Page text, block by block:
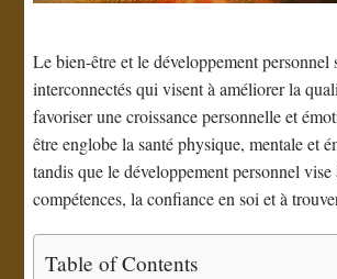
Le bien-être et le développement personnel
interconnectés qui visent à améliorer la
favoriser une croissance personnelle et
être englobe la santé physique, mentale et
tandis que le développement personnel vise
compétences, la confiance en soi et à
Table of Contents